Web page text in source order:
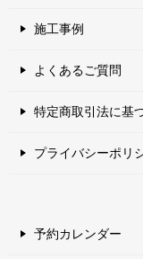
施工事例
よくあるご質問
特定商取引法に基
プライバシーポリ
予約カレンダー